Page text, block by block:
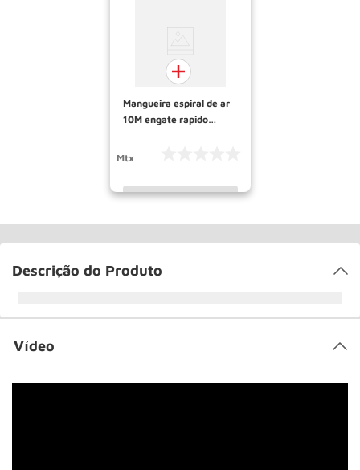
Mangueira espiral de ar
10M engate rapido
Mtx
INDISPONÍVEL
Descrição do Produto
Vídeo